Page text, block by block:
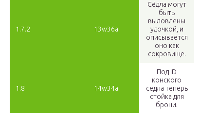
1.7.2 13w36a
Сёдла могут
быть
выловлены
удочкой, и
описывается
оно как
сокровище.
1.8 14w34a
Под ID
конского
седла теперь
стойка для
брони.